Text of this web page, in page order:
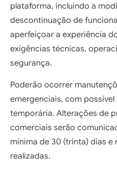
plataforma, incluindo a
descontinuação de
aperfeiçoar a experiência
exigências técnicas,
segurança.
Poderão ocorrer
emergenciais, com
temporária. Alterações de
comerciais serão
mínima de 30 (trinta) dias
realizadas.